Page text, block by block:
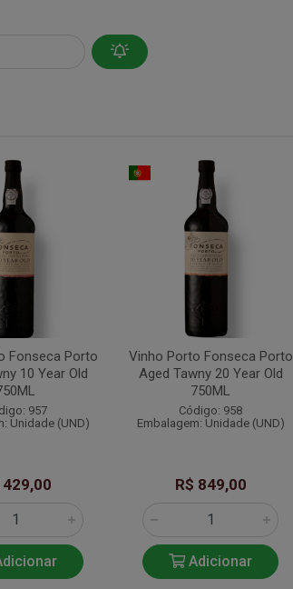
Fonseca Porto
10 Year Old
957
Unidade (UND)
429,00
Vinho Porto Fonseca Porto
Aged Tawny 20 Year Old
750ML
Código: 958
Embalagem: Unidade (UND)
R$ 849,00
Adicionar